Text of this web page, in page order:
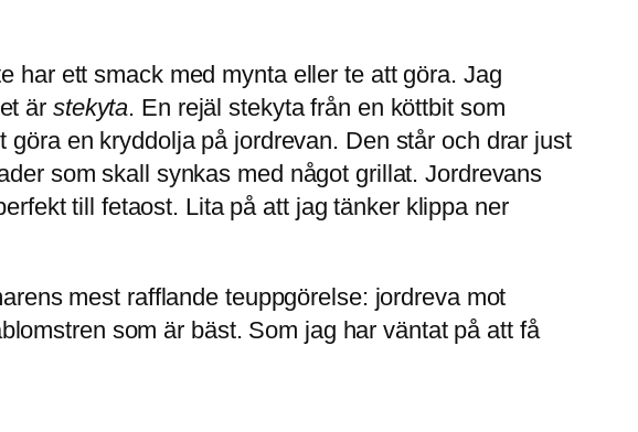
har ett smack med mynta eller te att göra. Jag
är stekyta. En rejäl stekyta från en köttbit som
en kryddolja på jordrevan. Den står och drar just
som skall synkas med något grillat. Jordrevans
till fetaost. Lita på att jag tänker klippa ner
mest rafflande teuppgörelse: jordreva mot
som är bäst. Som jag har väntat på att få